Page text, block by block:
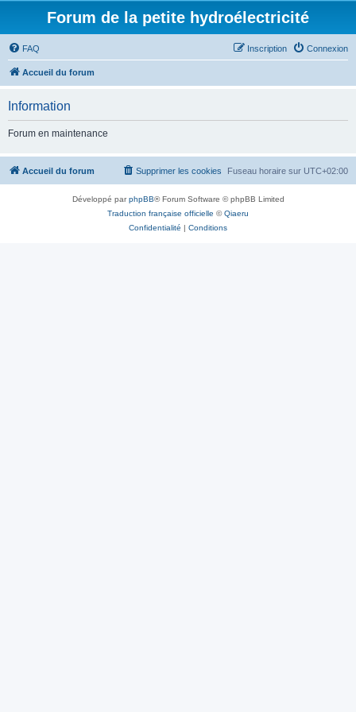
Forum de la petite hydroélectricité
FAQ Connexion
Inscription
Accueil du forum
Information
Forum en maintenance
Accueil du forum Fuseau horaire sur UTC+02:00
Supprimer les cookies
Développé parphpBB® Forum Software © phpBB Limited
Traduction française officielle ©Qiaeru
Confidentialité | Conditions